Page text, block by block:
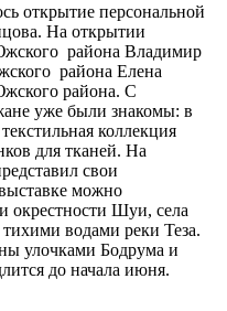
открытие персональной
На открытии
района Владимир
района Елена
района. С
уже были знакомы: в
коллекция
для тканей. На
свои
можно
окрестности Шуи, села
водами реки Теза.
улочками Бодрума и
до начала июня.